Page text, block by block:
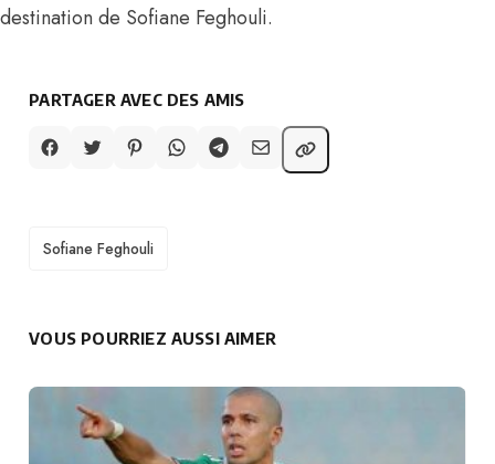
destination de Sofiane Feghouli.
PARTAGER AVEC DES AMIS
TAGS
Sofiane Feghouli
VOUS POURRIEZ AUSSI AIMER